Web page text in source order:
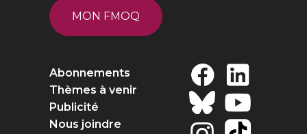
MON FMOQ
Abonnements
Thèmes à venir
Publicité
Nous joindre